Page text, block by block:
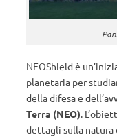
NEOShield è
planetaria per
della difesa e
Terra (NEO).
dettagli sulla natura